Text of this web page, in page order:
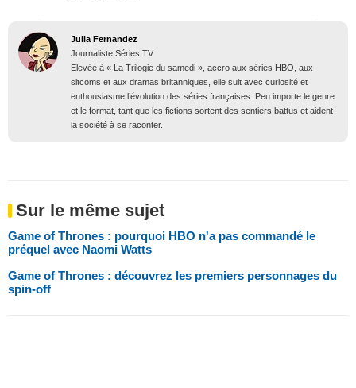
Julia Fernandez
Journaliste Séries TV
Elevée à « La Trilogie du samedi », accro aux séries HBO, aux
sitcoms et aux dramas britanniques, elle suit avec curiosité et
enthousiasme l’évolution des séries françaises. Peu importe le genre
et le format, tant que les fictions sortent des sentiers battus et aident
la société à se raconter.
Sur le même sujet
Game of Thrones : pourquoi HBO n'a pas commandé le
préquel avec Naomi Watts
Game of Thrones : découvrez les premiers personnages du
spin-off